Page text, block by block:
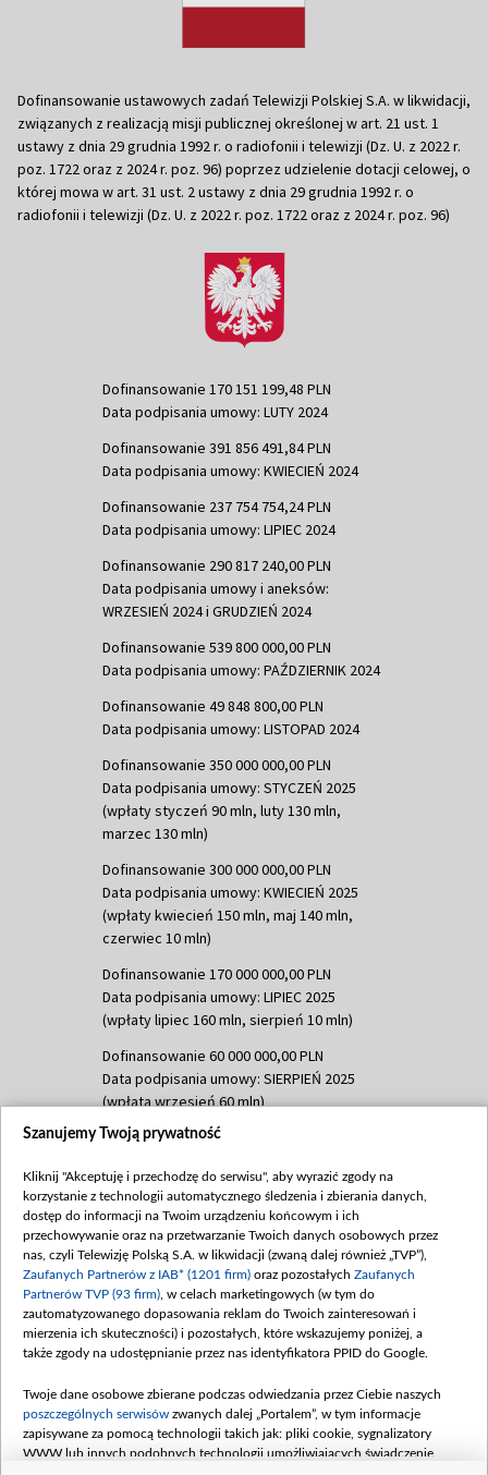
Dofinansowanie ustawowych zadań Telewizji Polskiej S.A. w likwidacji,
związanych z realizacją misji publicznej określonej w art. 21 ust. 1
ustawy z dnia 29 grudnia 1992 r. o radiofonii i telewizji (Dz. U. z 2022 r.
poz. 1722 oraz z 2024 r. poz. 96) poprzez udzielenie dotacji celowej, o
której mowa w art. 31 ust. 2 ustawy z dnia 29 grudnia 1992 r. o
radiofonii i telewizji (Dz. U. z 2022 r. poz. 1722 oraz z 2024 r. poz. 96)
Dofinansowanie 170 151 199,48 PLN
Data podpisania umowy: LUTY 2024
Dofinansowanie 391 856 491,84 PLN
Data podpisania umowy: KWIECIEŃ 2024
Dofinansowanie 237 754 754,24 PLN
Data podpisania umowy: LIPIEC 2024
Dofinansowanie 290 817 240,00 PLN
Data podpisania umowy i aneksów:
WRZESIEŃ 2024 i GRUDZIEŃ 2024
Dofinansowanie 539 800 000,00 PLN
Data podpisania umowy: PAŹDZIERNIK 2024
Dofinansowanie 49 848 800,00 PLN
Data podpisania umowy: LISTOPAD 2024
Dofinansowanie 350 000 000,00 PLN
Data podpisania umowy: STYCZEŃ 2025
(wpłaty styczeń 90 mln, luty 130 mln,
marzec 130 mln)
Dofinansowanie 300 000 000,00 PLN
Data podpisania umowy: KWIECIEŃ 2025
(wpłaty kwiecień 150 mln, maj 140 mln,
czerwiec 10 mln)
Dofinansowanie 170 000 000,00 PLN
Data podpisania umowy: LIPIEC 2025
(wpłaty lipiec 160 mln, sierpień 10 mln)
Dofinansowanie 60 000 000,00 PLN
Data podpisania umowy: SIERPIEŃ 2025
(wpłata wrzesień 60 mln)
Dofinansowanie 635 783 051,21 PLN
(wpłata wrzesień 100 mln, październik 350
mln, listopad 265 mln)
Dofinansowanie 48 862 000,00 PLN
Data podpisania umowy: GRUDZIEŃ 2025
(wpłata grudzień 60,548 mln)
Dofinansowanie 900 000 000,00 PLN
Data podpisania umowy: LUTY 2026 (wpłata
kwiecień 180 mln, 7 maja 180 mln, 8
czerwca 90 mln)
Dofinansowanie 250 000 000,00 PLN
Szanujemy Twoją prywatność
Kliknij "Akceptuję i przechodzę do serwisu", aby wyrazić zgody na
korzystanie z technologii automatycznego śledzenia i zbierania danych,
dostęp do informacji na Twoim urządzeniu końcowym i ich
przechowywanie oraz na przetwarzanie Twoich danych osobowych przez
nas, czyli Telewizję Polską S.A. w likwidacji (zwaną dalej również „TVP”),
Zaufanych Partnerów z IAB* (1201 firm) oraz pozostałych Zaufanych
Partnerów TVP (93 firm) , w celach marketingowych (w tym do
zautomatyzowanego dopasowania reklam do Twoich zainteresowań i
mierzenia ich skuteczności) i pozostałych, które wskazujemy poniżej, a
także zgody na udostępnianie przez nas identyfikatora PPID do Google.
Twoje dane osobowe zbierane podczas odwiedzania przez Ciebie naszych
poszczególnych serwisów zwanych dalej „Portalem”, w tym informacje
zapisywane za pomocą technologii takich jak: pliki cookie, sygnalizatory
WWW lub innych podobnych technologii umożliwiających świadczenie